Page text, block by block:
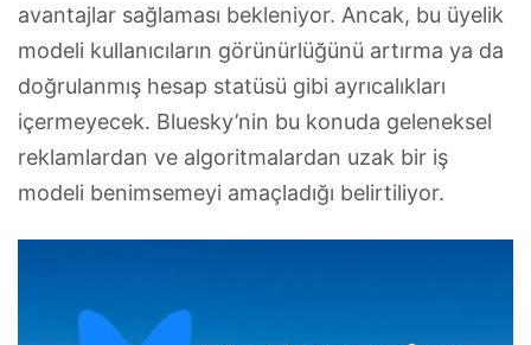
avantajlar sağlaması bekleniyor. Ancak, bu üyelik
modeli kullanıcıların görünürlüğünü artırma ya da
doğrulanmış hesap statüsü gibi ayrıcalıkları
içermeyecek. Bluesky’nin bu konuda geleneksel
reklamlardan ve algoritmalardan uzak bir iş
modeli benimsemeyi amaçladığı belirtiliyor.